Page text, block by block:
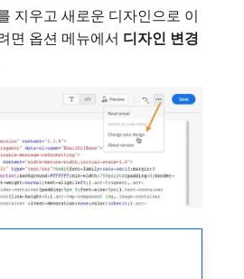
지우고 새로운 디자인으로 이
면 옵션 메뉴에서 디자인 변경